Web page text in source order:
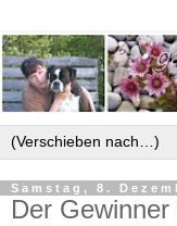
Samstag, 8.
Der